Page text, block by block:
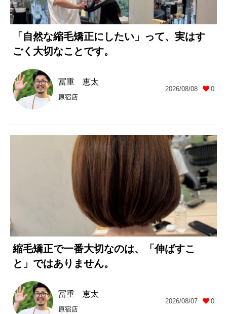
「自然な縮毛矯正にしたい」って、実はす
ごく大切なことです。
冨重 恵太
原宿店
2026/08/08 0
縮毛矯正で一番大切なのは、「伸ばすこ
と」ではありません。
冨重 恵太
原宿店
2026/08/07 0